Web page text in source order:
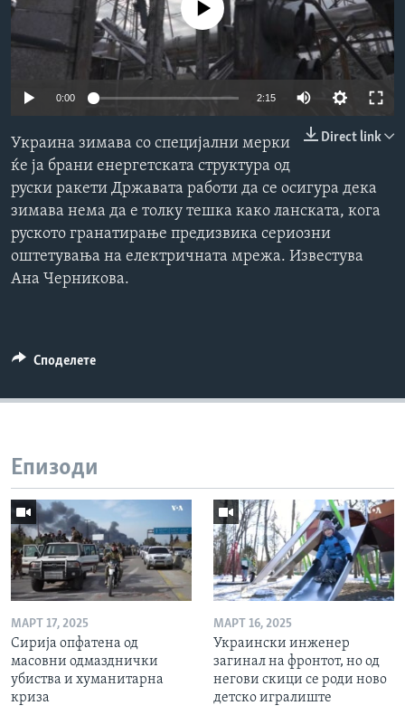
ИНТЕРВЈУА
Јазици
No media source currently available
0:00 2:15
Direct link
Украина зимава со специјални мерки
ќе ја брани енергетската структура од
руски ракети Државата работи да се осигура дека
зимава нема да е толку тешка како ланската, кога
руското гранатирање предизвика сериозни
оштетувања на електричната мрежа. Известува
Ана Черникова.
Споделете
Епизоди
МАРТ 17, 2025
Сирија опфатена од
масовни одмазднички
убиства и хуманитарна
криза
МАРТ 16, 2025
Украински инженер
загинал на фронтот, но од
негови скици се роди ново
детско игралиште